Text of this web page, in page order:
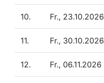
10. Fr., 23.10.2026
11. Fr., 30.10.2026
12. Fr., 06.11.2026